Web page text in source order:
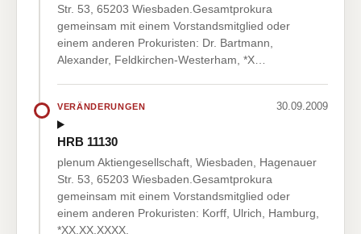
Str. 53, 65203 Wiesbaden.Gesamtprokura
gemeinsam mit einem Vorstandsmitglied oder
einem anderen Prokuristen: Dr. Bartmann,
Alexander, Feldkirchen-Westerham, *X…
VERÄNDERUNGEN 30.09.2009
HRB 11130
plenum Aktiengesellschaft, Wiesbaden, Hagenauer
Str. 53, 65203 Wiesbaden.Gesamtprokura
gemeinsam mit einem Vorstandsmitglied oder
einem anderen Prokuristen: Korff, Ulrich, Hamburg,
*XX.XX.XXXX.